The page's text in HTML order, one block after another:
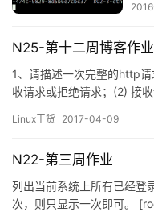
N25-第十二周博客作业
1、请描述一次完整的http
收请求或拒绝请求；(2) 接
行解析，获取客户端请求的
(6) 发送响应报文：(7) 记录…
Linux干货 2017-04-09
N22-第三周作业
列出当前系统上所有已经登
次，则只显示一次即可。